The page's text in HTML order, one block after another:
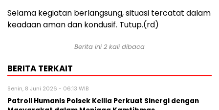
Selama kegiatan berlangsung, situasi tercatat dalam
keadaan aman dan kondusif. Tutup.(rd)
Berita ini 2 kali dibaca
BERITA TERKAIT
Senin, 8 Juni 2026 - 06:13 WIB
Patroli Humanis Polsek Kelila Perkuat Sinergi dengan